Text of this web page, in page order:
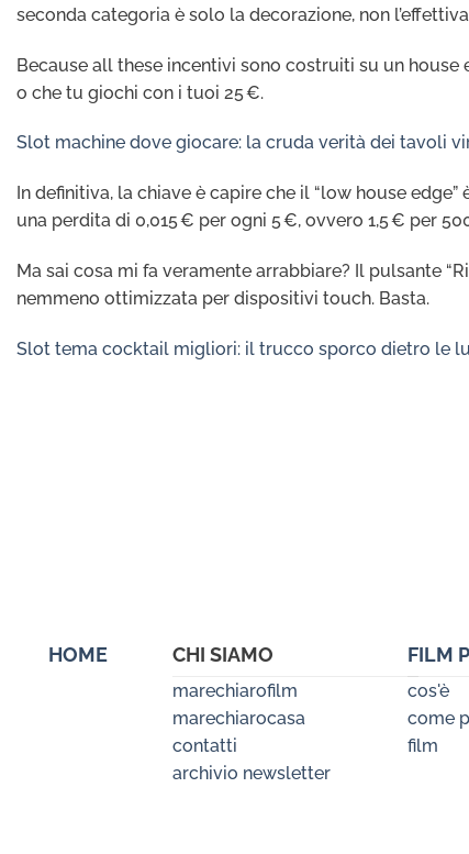
seconda categoria è solo la decorazione, non
Because all these incentivi sono costruiti su un house
o che tu giochi con i tuoi 25 €.
Slot machine dove giocare: la cruda verità dei tavoli
In definitiva, la chiave è capire che il “low house
una perdita di 0,015 € per ogni 5 €, ovvero 1,5 € per
Ma sai cosa mi fa veramente arrabbiare? Il pulsante
nemmeno ottimizzata per dispositivi touch. Basta.
Slot tema cocktail migliori: il trucco sporco dietro le
HOME CHI SIAMO
marechiarofilm
marechiarocasa
contatti
archivio newsletter
FILM
cos'è
come
film